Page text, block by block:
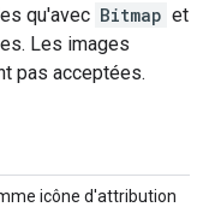
qu'avec Bitmap et
Les images
pas acceptées.
icône d'attribution